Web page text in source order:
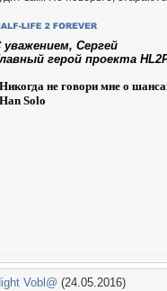
уважением, Сергей
герой проекта
Никогда не говори мне о
Solo
Vobl@ (24.05.2016)